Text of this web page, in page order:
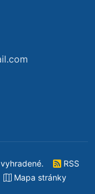
vyhradené.
RSS
Mapa stránky